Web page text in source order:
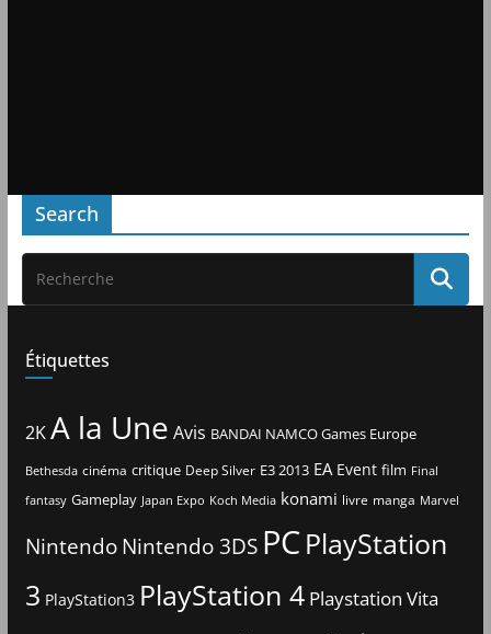
Search
Étiquettes
2KA la Une Avis BANDAI NAMCO Games Europe
Bethesda cinéma critique Deep Silver E3 2013 EA Event film Final
fantasy Gameplay Japan Expo Koch Media konami livre manga Marvel
Nintendo Nintendo 3DS PCPlayStation
3 PlayStation3 PlayStation 4 Playstation Vita